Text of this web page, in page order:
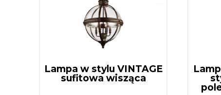
Lampa w stylu VINTAGE
sufitowa wisząca